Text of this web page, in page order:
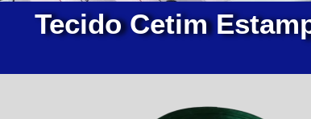
Tecido Cetim